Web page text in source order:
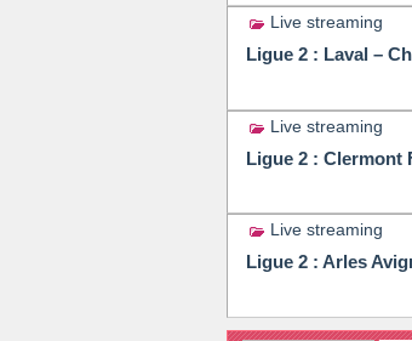
Live streaming
Ligue 2 : Laval –
Live streaming
Ligue 2 : Clermont
Live streaming
Ligue 2 : Arles